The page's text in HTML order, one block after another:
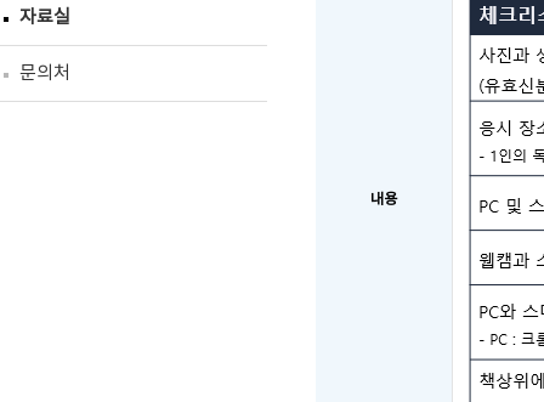
자료실
문의처
내용